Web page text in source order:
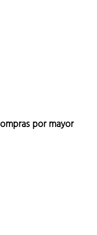
por mayor